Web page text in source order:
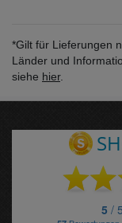
*Gilt für Lieferungen
Länder und
siehe hier.